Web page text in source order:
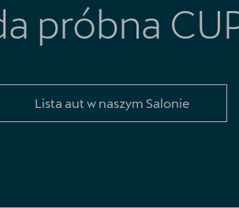
próbna
Lista aut w naszym Salonie